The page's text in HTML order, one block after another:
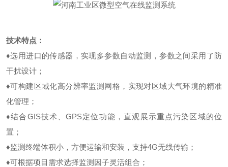
技术特点：
♦选用进口的传感器，实现多参数自动监测，参数之间采用了防
干扰设计；
♦可构建区域化高分辨率监测网格，实现对区域大气环境的精准
化管理；
♦结合GIS技术、GPS定位功能，直观展示重点污染区域的位
置；
♦监测终端体积小，方便运输和安装，支持4G无线传输；
♦可根据项目需求选择监测因子灵活组合；